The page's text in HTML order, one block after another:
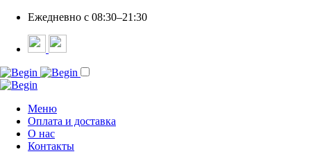
Ежедневно c 08:30–21:30
Меню
Оплата и доставка
О нас
Контакты